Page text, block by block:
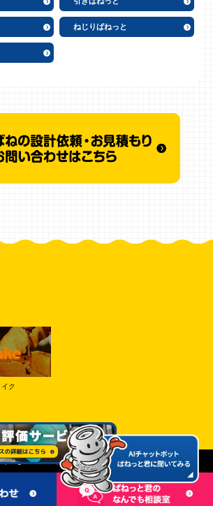
ねじりばねっと
ク
Industries, Inc. All Rights Reserved.